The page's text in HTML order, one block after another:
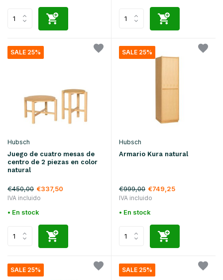
SALE 25%
Hubsch
Juego de cuatro mesas de
centro de 2 piezas en color
natural
€450,00 €337,50
IVA incluido
• En stock
SALE 25%
Hubsch
Armario Kura natural
€999,00 €749,25
IVA incluido
• En stock
SALE 25% SALE 25%